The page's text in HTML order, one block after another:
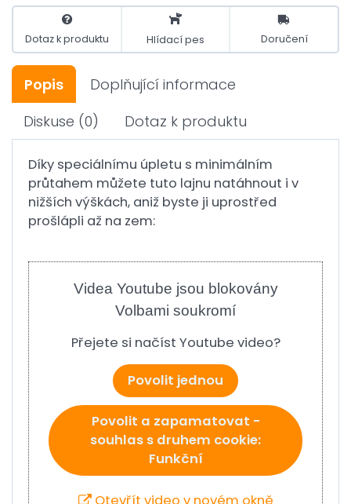
Dotaz k produktu Hlídací pes Doručení
Popis
Doplňující informace
Diskuse (0) Dotaz k produktu
Díky speciálnímu úpletu s minimálním
průtahem můžete tuto lajnu natáhnout i v
nižších výškách, aniž byste ji uprostřed
prošlápli až na zem:
Videa Youtube jsou blokovány
Volbami soukromí
Přejete si načíst Youtube video?
Povolit jednou
Povolit a zapamatovat -
souhlas s druhem cookie:
Funkční